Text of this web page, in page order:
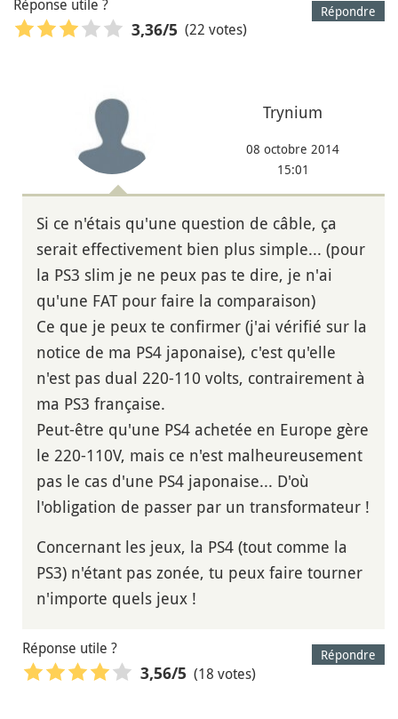
Répondre
Réponse utile ?
3,36/5 (22 votes)
Trynium
08 octobre 2014
15:01
Si ce n'étais qu'une question de câble, ça
serait effectivement bien plus simple... (pour
la PS3 slim je ne peux pas te dire, je n'ai
qu'une FAT pour faire la comparaison)
Ce que je peux te confirmer (j'ai vérifié sur la
notice de ma PS4 japonaise), c'est qu'elle
n'est pas dual 220-110 volts, contrairement à
ma PS3 française.
Peut-être qu'une PS4 achetée en Europe gère
le 220-110V, mais ce n'est malheureusement
pas le cas d'une PS4 japonaise... D'où
l'obligation de passer par un transformateur !
Concernant les jeux, la PS4 (tout comme la
PS3) n'étant pas zonée, tu peux faire tourner
n'importe quels jeux !
Répondre
Réponse utile ?
3,56/5 (18 votes)